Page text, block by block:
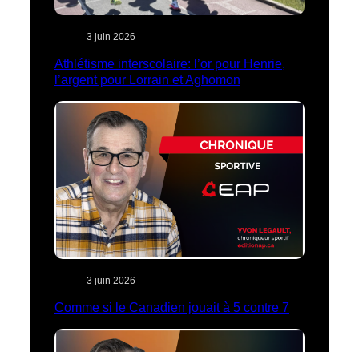
3 juin 2026
Athlétisme interscolaire: l’or pour Henrie,
l’argent pour Lorrain et Aghomon
3 juin 2026
Comme si le Canadien jouait à 5 contre 7